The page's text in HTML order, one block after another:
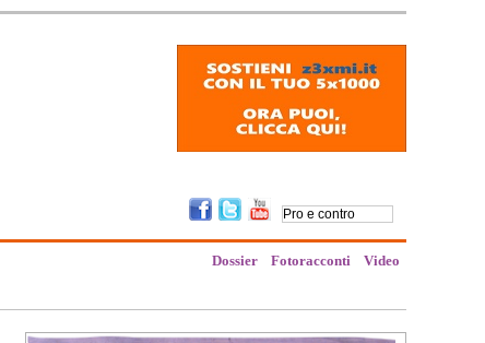
Dossier Fotoracconti Video